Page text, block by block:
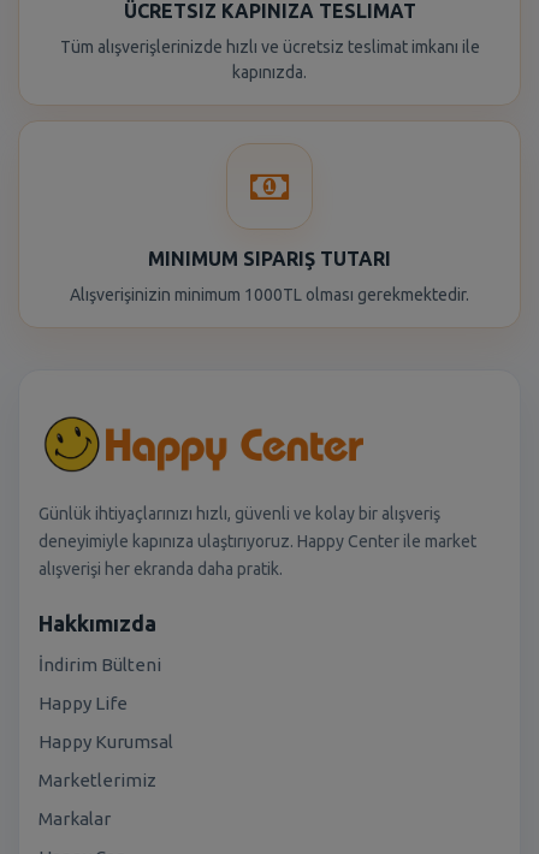
ÜCRETSIZ KAPINIZA TESLIMAT
Tüm alışverişlerinizde hızlı ve ücretsiz teslimat imkanı ile
kapınızda.
MINIMUM SIPARIŞ TUTARI
Alışverişinizin minimum 1000TL olması gerekmektedir.
Günlük ihtiyaçlarınızı hızlı, güvenli ve kolay bir alışveriş
deneyimiyle kapınıza ulaştırıyoruz. Happy Center ile market
alışverişi her ekranda daha pratik.
Hakkımızda
İndirim Bülteni
Happy Life
Happy Kurumsal
Marketlerimiz
Markalar